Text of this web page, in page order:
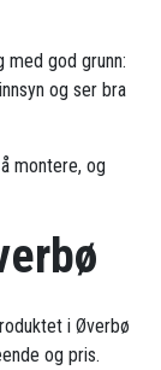
med god grunn:
og ser bra
montere, og
i Øverbø
og pris.